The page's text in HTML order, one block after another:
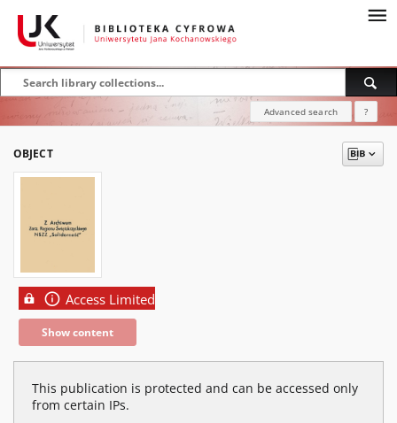
Advanced search ?
OBJECT
Access Limited
Show content
This publication is protected and can be accessed only
from certain IPs.